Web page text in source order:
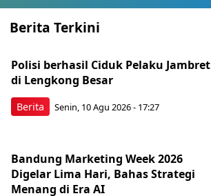
Berita Terkini
Berita
Polisi berhasil Ciduk Pelaku Jambret
di Lengkong Besar
Senin, 10 Agu 2026 - 17:27
Bandung Marketing Week 2026
Digelar Lima Hari, Bahas Strategi
Menang di Era AI